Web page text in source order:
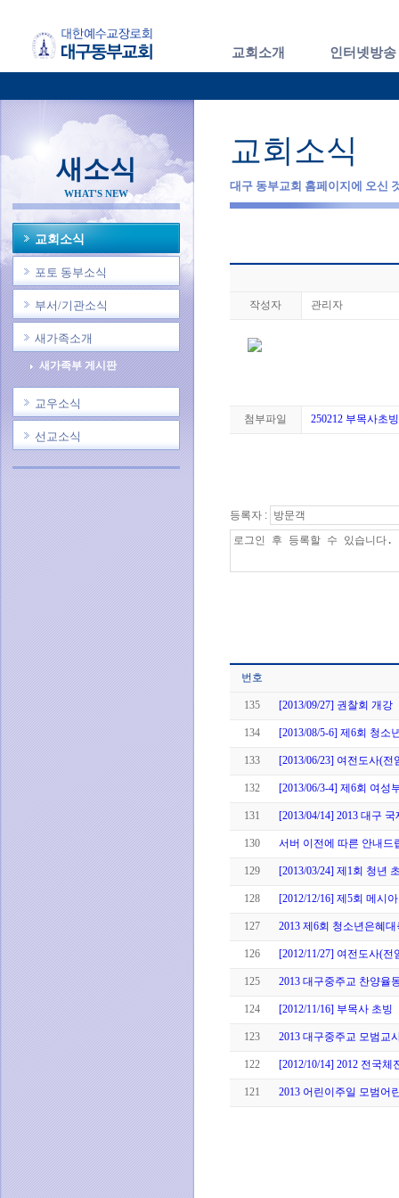
교회소개 인터넷방송
새소식
WHAT'S NEW
교회소식
포토 동부소식
부서/기관소식
새가족소개
새가족부 게시판
교우소식
선교소식
교회소식
대구 동부교회 홈페이지에 오신
작성자 관리자
첨부파일 250212 부목사초
등록자 :
번호
135 [2013/09/27] 권찰회 개강
134 [2013/08/5-6] 제6회 청소
133 [2013/06/23] 여전도사(전
132 [2013/06/3-4] 제6회 여성
131 [2013/04/14] 2013 대구
130 서버 이전에 따른 안내드
129 [2013/03/24] 제1회 청년
128 [2012/12/16] 제5회 메시
127 2013 제6회 청소년은혜
126 [2012/11/27] 여전도사(전
125 2013 대구중주교 찬양율
124 [2012/11/16] 부목사 초빙
123 2013 대구중주교 모범교
122 [2012/10/14] 2012 전국
121 2013 어린이주일 모범어